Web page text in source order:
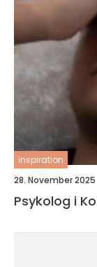
inspiration
28. November 2025
Psykolog i